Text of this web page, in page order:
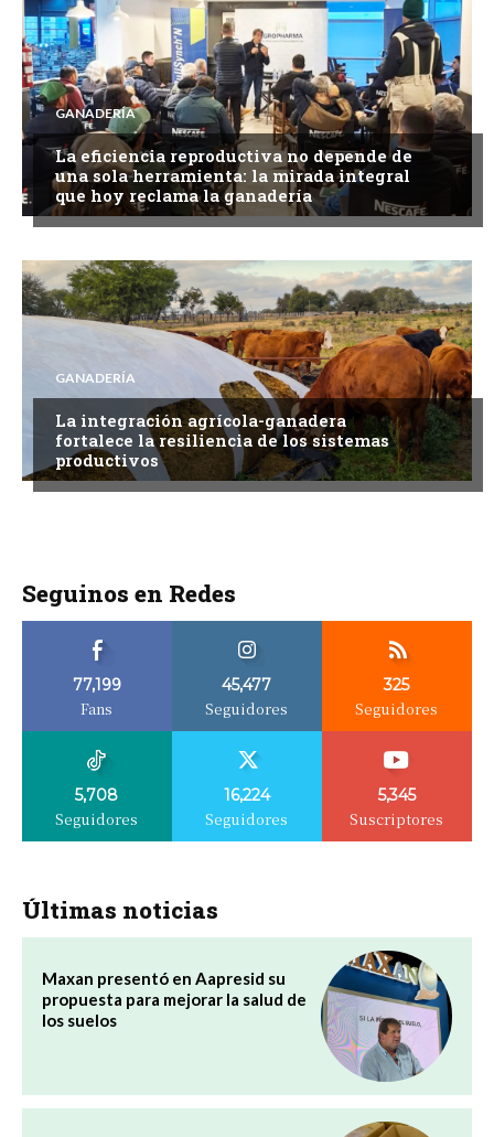
GANADERÍA
La eficiencia reproductiva no depende de
una sola herramienta: la mirada integral
que hoy reclama la ganadería
GANADERÍA
La integración agrícola-ganadera
fortalece la resiliencia de los sistemas
productivos
Seguinos en Redes
77,199
Fans
45,477
Seguidores
325
Seguidores
5,708
Seguidores
16,224
Seguidores
5,345
Suscriptores
Últimas noticias
Maxan presentó en Aapresid su
propuesta para mejorar la salud de
los suelos